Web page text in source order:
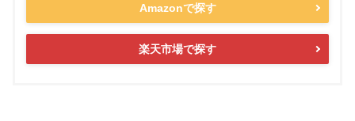
Amazonで探す
楽天市場で探す